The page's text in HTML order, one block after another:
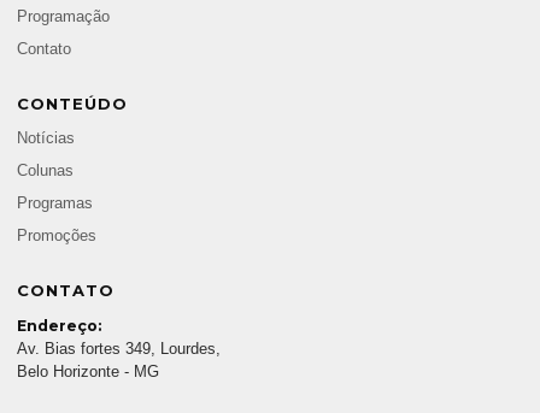
Programação
Contato
CONTEÚDO
Notícias
Colunas
Programas
Promoções
CONTATO
Endereço:
Av. Bias fortes 349, Lourdes,
Belo Horizonte - MG